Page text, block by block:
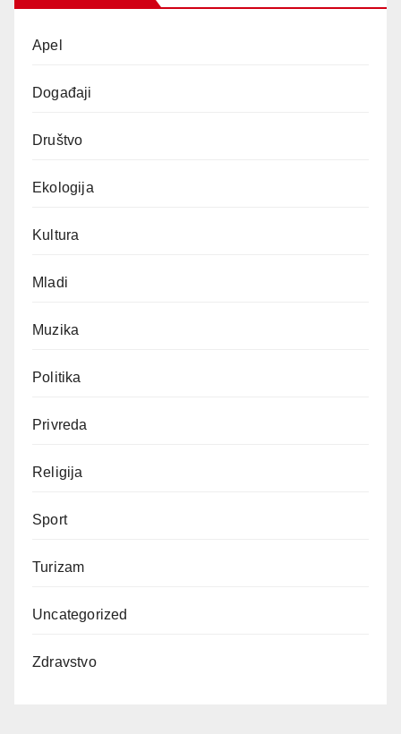
Apel
Događaji
Društvo
Ekologija
Kultura
Mladi
Muzika
Politika
Privreda
Religija
Sport
Turizam
Uncategorized
Zdravstvo